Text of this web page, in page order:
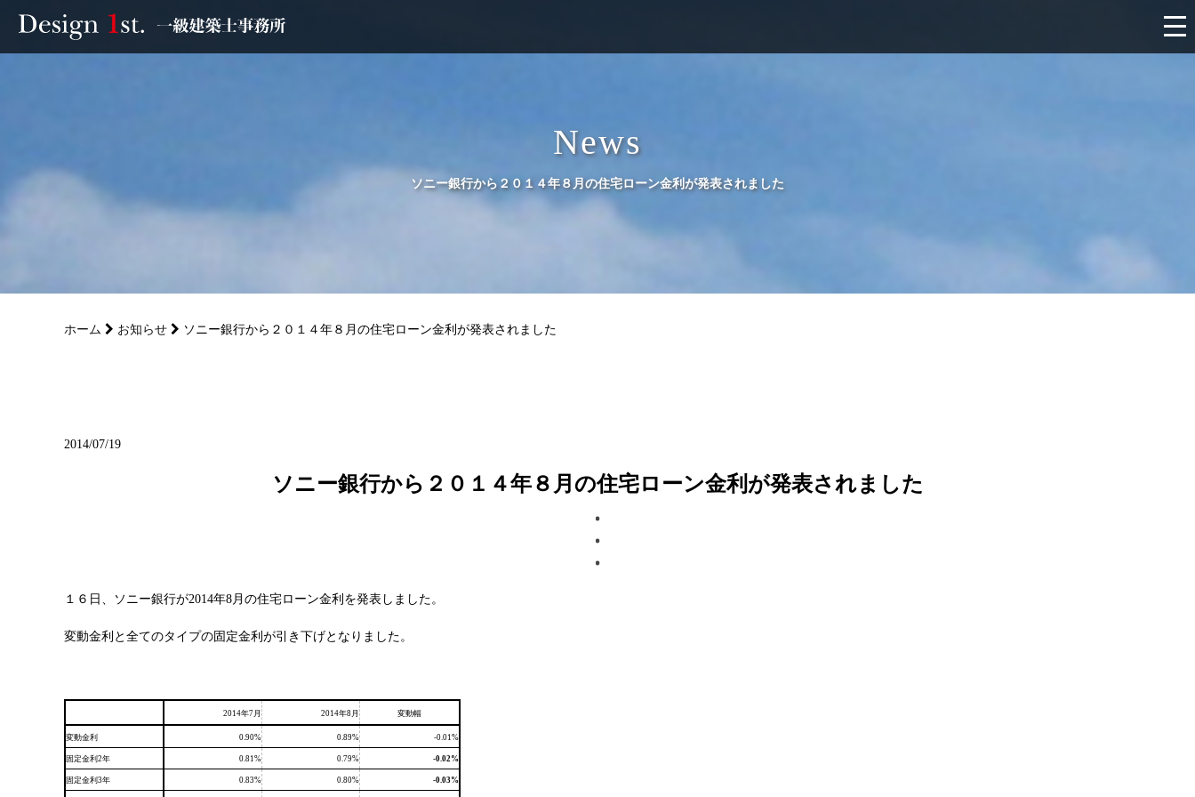
リフォーム
サービス
ブログ
News
ソニー銀行から２０１４年８月の住宅ローン金利が発表されました
ホーム お知らせ ソニー銀行から２０１４年８月の住宅ローン金利が発表されました
2014/07/19
ソニー銀行から２０１４年８月の住宅ローン金利が発表されました
１６日、ソニー銀行が2014年8月の住宅ローン金利を発表しました。
変動金利と全てのタイプの固定金利が引き下げとなりました。
2014年7月 2014年8月 変動幅
変動金利 0.90% 0.89% -0.01%
固定金利2年 0.81% 0.79% -0.02%
固定金利3年 0.83% 0.80% -0.03%